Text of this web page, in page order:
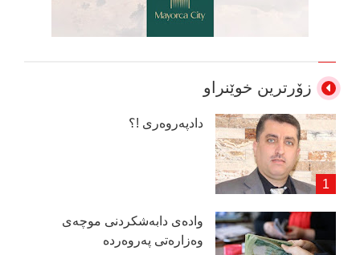
زۆرترین خوێنراو
دادپەروەری !؟
وادەی دابەشكردنی موچەی
وەزارەتی پەروەردە